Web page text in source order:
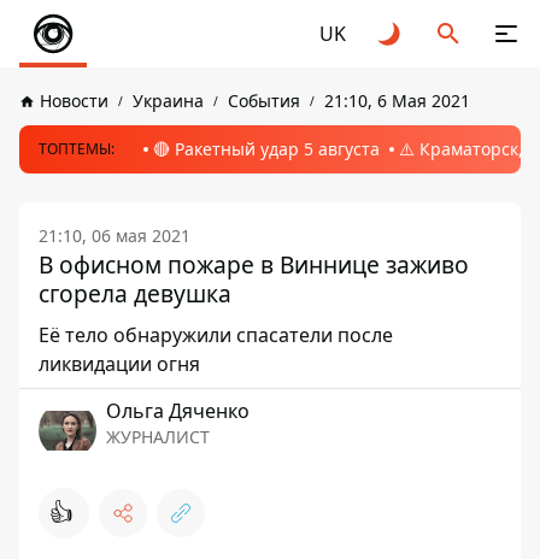
UK
Новости Украина События 21:10, 6 Мая 2021
ТОПТЕМЫ: 🔴 Ракетный удар 5 августа ⚠️ Краматорск,
21:10, 06 мая 2021
В офисном пожаре в Виннице заживо
сгорела девушка
Её тело обнаружили спасатели после
ликвидации огня
Ольга Дяченко
ЖУРНАЛИСТ
👍